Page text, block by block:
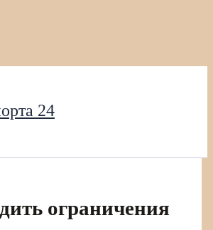
24
ограничения